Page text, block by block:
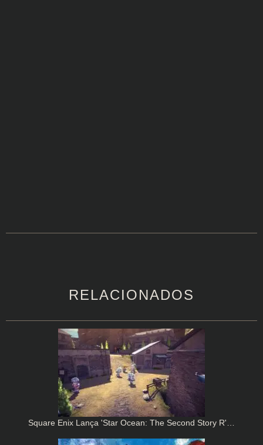
RELACIONADOS
Square Enix Lança 'Star Ocean: The Second Story R'…